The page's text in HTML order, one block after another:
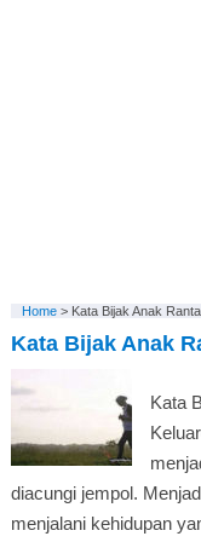
Home> Kata Bijak Anak
Kata Bijak Anak
Kata
diacungi jempol.
menjalani kehidupan